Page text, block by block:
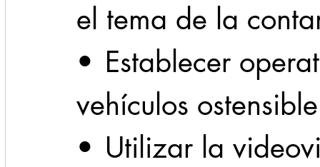
el tema de la
•	Establecer operativos para retirar
vehículos
•	Utilizar la videovigilancia para detectar